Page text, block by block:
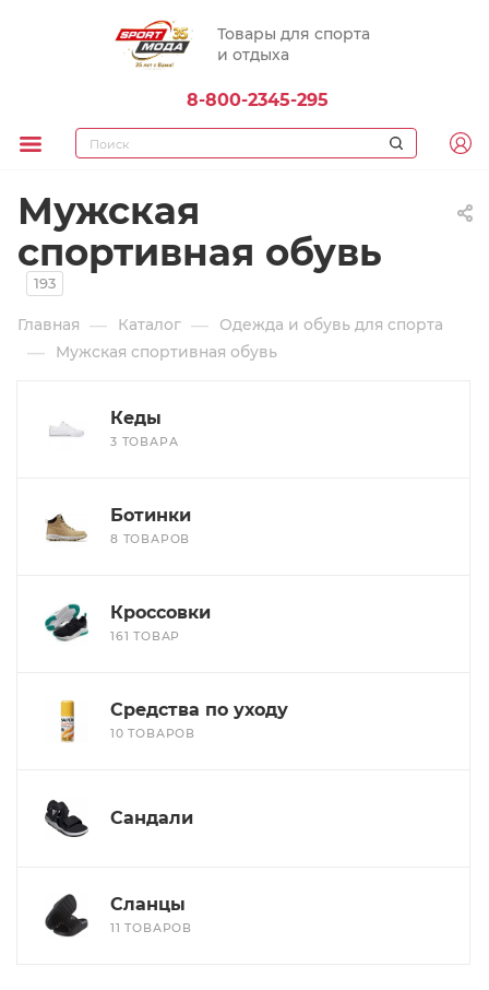
Товары для спорта
и отдыха
8-800-2345-295
Мужская
спортивная обувь
193
Главная — Каталог — Одежда и обувь для спорта
— Мужская спортивная обувь
Кеды
3 ТОВАРА
Ботинки
8 ТОВАРОВ
Кроссовки
161 ТОВАР
Средства по уходу
10 ТОВАРОВ
Сандали
Сланцы
11 ТОВАРОВ